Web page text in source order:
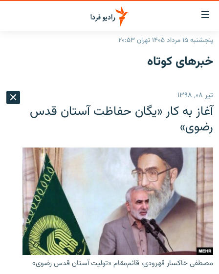
لینک‌های
قابلیت
دسترسی
بازگشت
اصلی
رفتن
صفحه
ایران
رادیو
انتخاب کنید و بشنوید
فرکانس‌ها
پادکست
گزارش‌های تصویری
گزارش‌های ویدئویی
زنان فردا
English
به ما بپیوندید
پنجشنبه ۱۵ مرداد ۱۴۰۵ تهران ۲۰:۵۳
خبرهای کوتاه
تیر ۰۸, ۱۳۹۸
آغاز به کار «یگان حفاظت آستان قدس
رضوی»
مصطفی خاکسار قهرودی، قائم‌مقام «تولیت آستان قدس رضوی»